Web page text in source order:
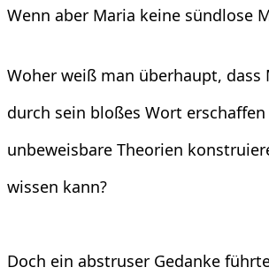
Wenn aber Maria keine sündlose
Woher weiß man überhaupt, dass
durch sein bloßes Wort
unbeweisbare Theorien
wissen kann?
Doch ein abstruser Gedanke